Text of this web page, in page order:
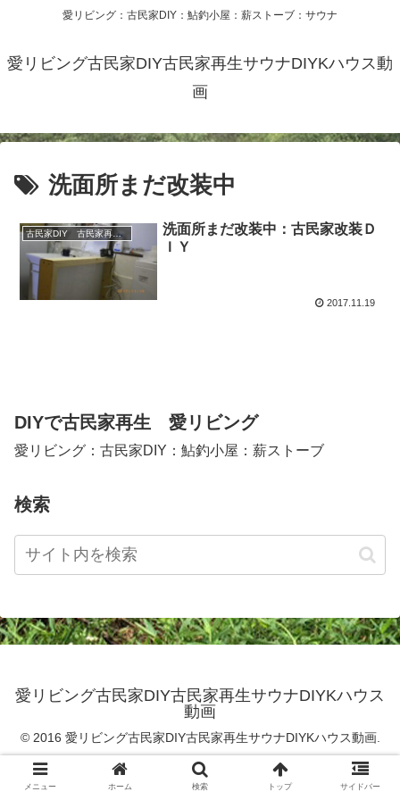
愛リビング：古民家DIY：鮎釣小屋：薪ストーブ：サウナ
愛リビング古民家DIY古民家再生サウナDIYKハウス動
画
洗面所まだ改装中
古民家DIY 古民家再生 別荘 リフォーム 小屋 薪ストーブ
洗面所まだ改装中：古民家改装Ｄ
ＩＹ
2017.11.19
DIYで古民家再生 愛リビング
愛リビング：古民家DIY：鮎釣小屋：薪ストーブ
検索
愛リビング古民家DIY古民家再生サウナDIYKハウス
動画
© 2016 愛リビング古民家DIY古民家再生サウナDIYKハウス動画.
メニュー ホーム 検索 トップ サイドバー